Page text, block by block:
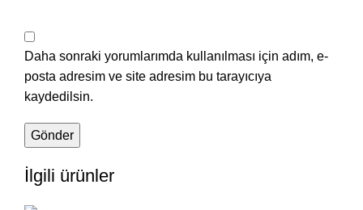
Daha sonraki yorumlarımda kullanılması için adım, e-
posta adresim ve site adresim bu tarayıcıya
kaydedilsin.
İlgili ürünler